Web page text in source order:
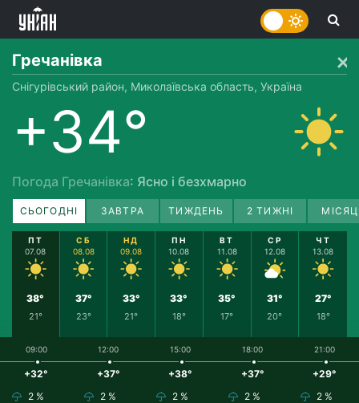
Гречанівка
Снігурівський район, Миколаївська область, Україна
+34°
Погода Гречанівка: Ясно і безхмарно
СЬОГОДНІ ЗАВТРА ТИЖДЕНЬ 2 ТИЖНІ
ПТ
07.08
38°
21°
СБ
08.08
37°
23°
НД
09.08
33°
21°
ПН
10.08
33°
18°
ВТ
11.08
35°
17°
СР
12.08
31°
20°
ЧТ
13.08
27°
18°
09:00
+32°
2 %
12:00
+37°
2 %
15:00
+38°
2 %
18:00
+37°
2 %
21:00
+29°
2 %